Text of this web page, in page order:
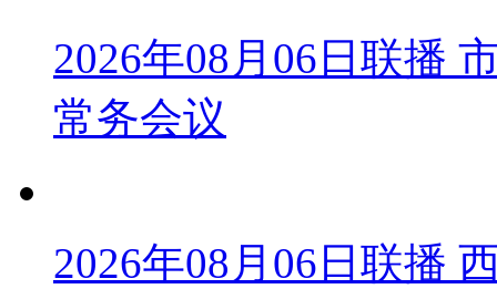
2026年08月06日联播
常务会议
2026年08月06日联播